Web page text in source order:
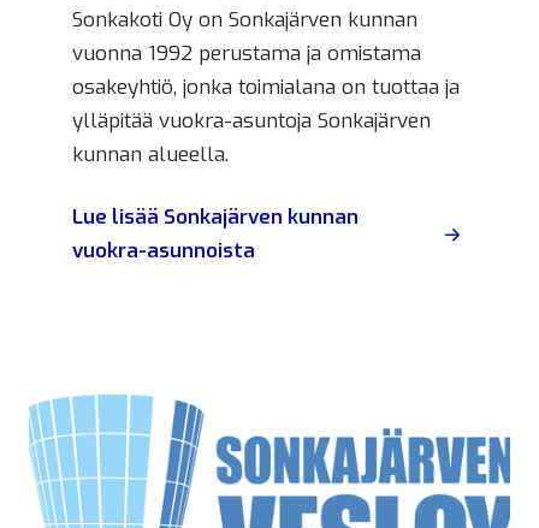
Sonkakoti Oy on Sonkajärven kunnan
vuonna 1992 perustama ja omistama
osakeyhtiö, jonka toimialana on tuottaa ja
ylläpitää vuokra-asuntoja Sonkajärven
kunnan alueella.
Lue lisää Sonkajärven kunnan
vuokra-asunnoista